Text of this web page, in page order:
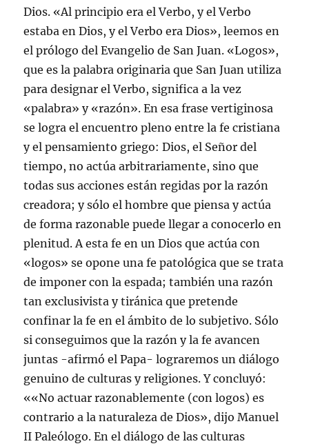
Dios. «Al principio era el Verbo, y el Verbo
estaba en Dios, y el Verbo era Dios», leemos en
el prólogo del Evangelio de San Juan. «Logos»,
que es la palabra originaria que San Juan utiliza
para designar el Verbo, significa a la vez
«palabra» y «razón». En esa frase vertiginosa
se logra el encuentro pleno entre la fe cristiana
y el pensamiento griego: Dios, el Señor del
tiempo, no actúa arbitrariamente, sino que
todas sus acciones están regidas por la razón
creadora; y sólo el hombre que piensa y actúa
de forma razonable puede llegar a conocerlo en
plenitud. A esta fe en un Dios que actúa con
«logos» se opone una fe patológica que se trata
de imponer con la espada; también una razón
tan exclusivista y tiránica que pretende
confinar la fe en el ámbito de lo subjetivo. Sólo
si conseguimos que la razón y la fe avancen
juntas -afirmó el Papa- lograremos un diálogo
genuino de culturas y religiones. Y concluyó:
««No actuar razonablemente (con logos) es
contrario a la naturaleza de Dios», dijo Manuel
II Paleólogo. En el diálogo de las culturas